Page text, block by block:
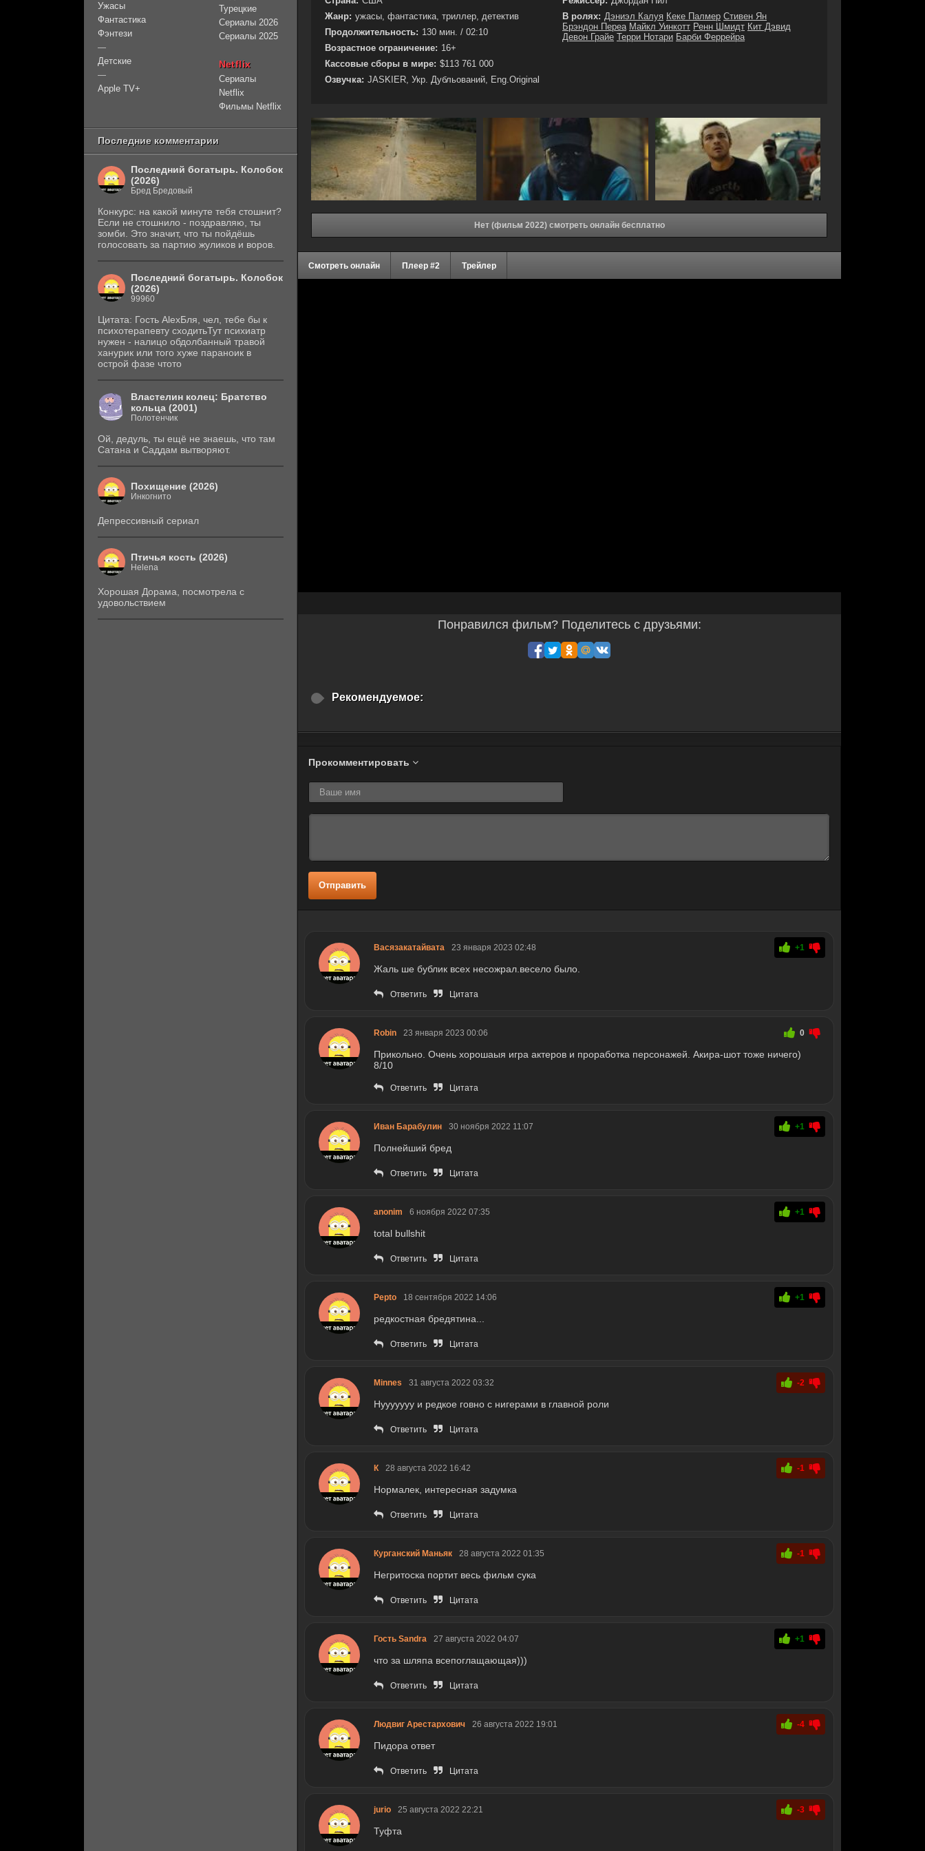
Жанр: ужасы, фантастика, триллер, детектив
Продолжительность: 130 мин. / 02:10
Возрастное ограничение: 16+
Кассовые сборы в мире: $113 761 000
Озвучка: JASKIER, Укр. Дубльований, Eng.Original
В ролях: Дэниэл Калуя Кеке Палмер Стивен Ян
Брэндон Переа Майкл Уинкотт Ренн Шмидт Кит Дэвид
Девон Грайе Терри Нотари Барби Феррейра
Нет (фильм 2022) смотреть онлайн бесплатно
Смотреть онлайн Плеер #2 Трейлер
Понравился фильм? Поделитесь с друзьями:
Рекомендуемое:
Прокомментировать
Отправить
Васязакатайвата 23 января 2023 02:48 +1
Жаль ше бублик всех несожрал.весело было.
Ответить Цитата
Robin 23 января 2023 00:06 0
Прикольно. Очень хорошаыя игра актеров и проработка персонажей. Акира-шот тоже ничего)
8/10
Ответить Цитата
Иван Барабулин 30 ноября 2022 11:07 +1
Полнейший бред
Ответить Цитата
anonim 6 ноября 2022 07:35 +1
total bullshit
Ответить Цитата
Pepto 18 сентября 2022 14:06 +1
редкостная бредятина...
Ответить Цитата
Minnes 31 августа 2022 03:32 -2
Нууууууу и редкое говно с нигерами в главной роли
Ответить Цитата
К 28 августа 2022 16:42 -1
Нормалек, интересная задумка
Ответить Цитата
Курганский Маньяк 28 августа 2022 01:35 -1
Негритоска портит весь фильм сука
Ответить Цитата
Гость Sandra 27 августа 2022 04:07 +1
что за шляпа всепоглащающая)))
Ответить Цитата
Людвиг Арестархович 26 августа 2022 19:01 -4
Пидора ответ
Ответить Цитата
jurio 25 августа 2022 22:21 -3
Туфта
Ужасы
Фантастика
Фэнтези
—
Детские
—
Apple TV+
Турецкие
Сериалы 2026
Сериалы 2025
Netflix
Сериалы
Netflix
Фильмы Netflix
Последние комментарии
Последний богатырь. Колобок
(2026)
Бред Бредовый
Конкурс: на какой минуте тебя стошнит?
Если не стошнило - поздравляю, ты
зомби. Это значит, что ты пойдёшь
голосовать за партию жуликов и воров.
Последний богатырь. Колобок
(2026)
99960
Цитата: Гость AlexБля, чел, тебе бы к
психотерапевту сходитьТут психиатр
нужен - налицо обдолбанный травой
ханурик или того хуже параноик в
острой фазе чтото
Властелин колец: Братство
кольца (2001)
Полотенчик
Ой, дедуль, ты ещё не знаешь, что там
Сатана и Саддам вытворяют.
Похищение (2026)
Инкогнито
Депрессивный сериал
Птичья кость (2026)
Helena
Хорошая Дорама, посмотрела с
удовольствием